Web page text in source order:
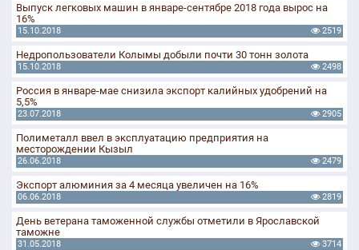
Выпуск легковых машин в январе-сентябре 2018 года вырос на
16%
15.10.2018 2519
Недропользователи Колымы добыли почти 30 тонн золота
15.10.2018 2498
Россия в январе-мае снизила экспорт калийных удобрений на
5,5%
23.07.2018 2905
Полиметалл ввел в эксплуатацию предприятия на
месторождении Кызыл
26.06.2018 2479
Экспорт алюминия за 4 месяца увеличен на 16%
06.06.2018 2819
День ветерана таможенной службы отметили в Ярославской
таможне
31.05.2018 3714